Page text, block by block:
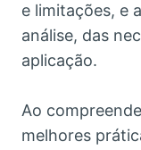
e limitações, e
análise, das
aplicação.
Ao
melhores